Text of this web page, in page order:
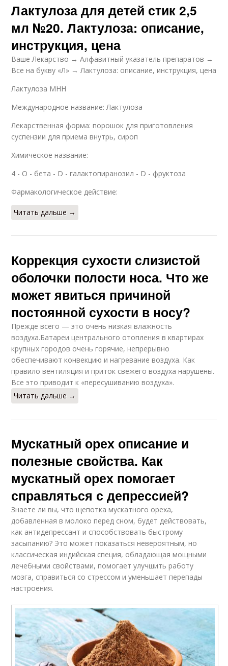
Лактулоза для детей стик 2,5
мл №20. Лактулоза: описание,
инструкция, цена
Ваше Лекарство → Алфавитный указатель препаратов →
Все на букву «Л» → Лактулоза: описание, инструкция, цена
Лактулоза МНН
Международное название: Лактулоза
Лекарственная форма: порошок для приготовления
суспензии для приема внутрь, сироп
Химическое название:
4 - О - бета - D - галактопиранозил - D - фруктоза
Фармакологическое действие:
Читать дальше →
Коррекция сухости слизистой
оболочки полости носа. Что же
может явиться причиной
постоянной сухости в носу?
Прежде всего — это очень низкая влажность
воздуха.Батареи центрального отопления в квартирах
крупных городов очень горячие, непрерывно
обеспечивают конвекцию и нагревание воздуха. Как
правило вентиляция и приток свежего воздуха нарушены.
Все это приводит к «пересушиванию воздуха».
Читать дальше →
Мускатный орех описание и
полезные свойства. Как
мускатный орех помогает
справляться с депрессией?
Знаете ли вы, что щепотка мускатного ореха,
добавленная в молоко перед сном, будет действовать,
как антидепрессант и способствовать быстрому
засыпанию? Это может показаться невероятным, но
классическая индийская специя, обладающая мощными
лечебными свойствами, помогает улучшить работу
мозга, справиться со стрессом и уменьшает перепады
настроения.